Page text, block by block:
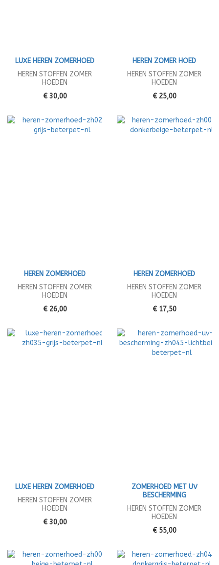
LUXE HEREN ZOMERHOED
HEREN STOFFEN ZOMER
HOEDEN
€ 30,00
HEREN ZOMER HOED
HEREN STOFFEN ZOMER
HOEDEN
€ 25,00
HEREN ZOMERHOED
HEREN STOFFEN ZOMER
HOEDEN
€ 26,00
HEREN ZOMERHOED
HEREN STOFFEN ZOMER
HOEDEN
€ 17,50
LUXE HEREN ZOMERHOED
HEREN STOFFEN ZOMER
HOEDEN
€ 30,00
ZOMERHOED MET UV
BESCHERMING
HEREN STOFFEN ZOMER
HOEDEN
€ 55,00